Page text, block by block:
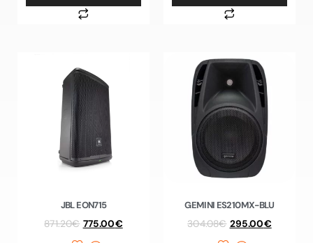
JBL EON715
871.20€ 775.00€
GEMINI ES210MX-BLU
304.08€ 295.00€